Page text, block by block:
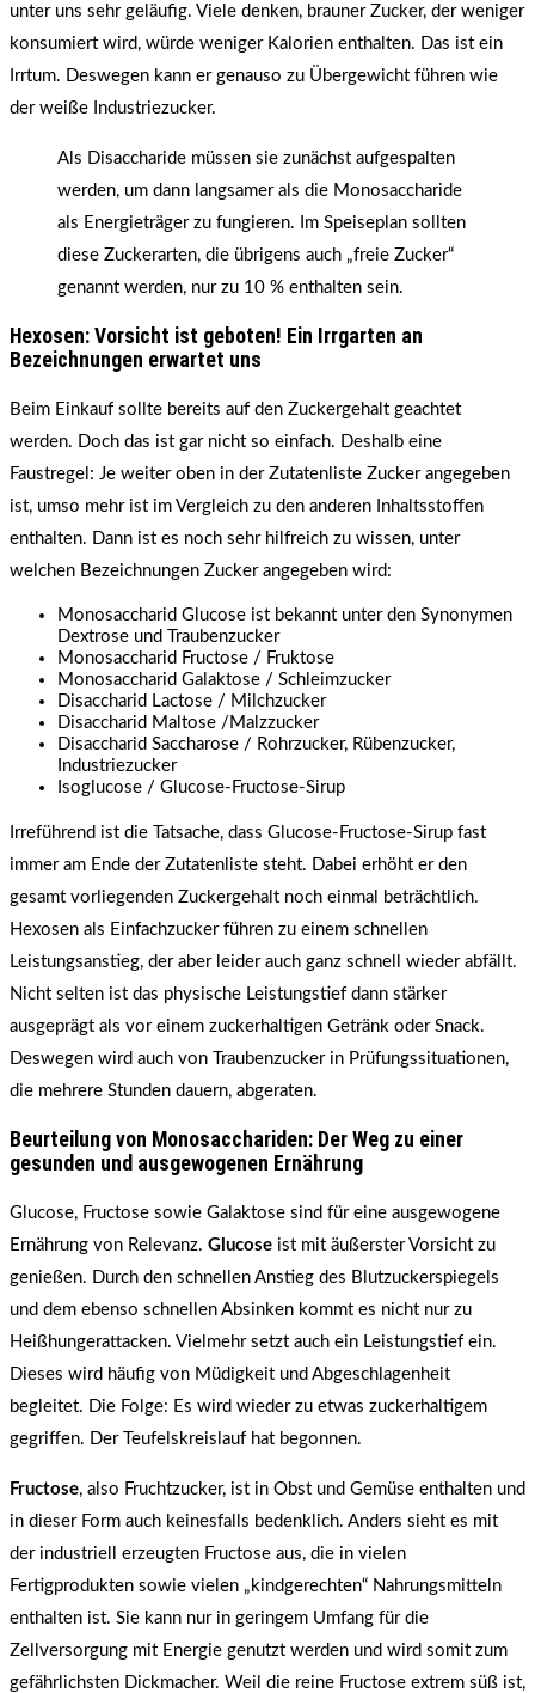
unter uns sehr geläufig. Viele denken, brauner Zucker, der weniger
konsumiert wird, würde weniger Kalorien enthalten. Das ist ein
Irrtum. Deswegen kann er genauso zu Übergewicht führen wie
der weiße Industriezucker.
Als Disaccharide müssen sie zunächst aufgespalten
werden, um dann langsamer als die Monosaccharide
als Energieträger zu fungieren. Im Speiseplan sollten
diese Zuckerarten, die übrigens auch „freie Zucker“
genannt werden, nur zu 10 % enthalten sein.
Hexosen: Vorsicht ist geboten! Ein Irrgarten an
Bezeichnungen erwartet uns
Beim Einkauf sollte bereits auf den Zuckergehalt geachtet
werden. Doch das ist gar nicht so einfach. Deshalb eine
Faustregel: Je weiter oben in der Zutatenliste Zucker angegeben
ist, umso mehr ist im Vergleich zu den anderen Inhaltsstoffen
enthalten. Dann ist es noch sehr hilfreich zu wissen, unter
welchen Bezeichnungen Zucker angegeben wird:
Monosaccharid Glucose ist bekannt unter den Synonymen
Dextrose und Traubenzucker
Monosaccharid Fructose / Fruktose
Monosaccharid Galaktose / Schleimzucker
Disaccharid Lactose / Milchzucker
Disaccharid Maltose /Malzzucker
Disaccharid Saccharose / Rohrzucker, Rübenzucker,
Industriezucker
Isoglucose / Glucose-Fructose-Sirup
Irreführend ist die Tatsache, dass Glucose-Fructose-Sirup fast
immer am Ende der Zutatenliste steht. Dabei erhöht er den
gesamt vorliegenden Zuckergehalt noch einmal beträchtlich.
Hexosen als Einfachzucker führen zu einem schnellen
Leistungsanstieg, der aber leider auch ganz schnell wieder abfällt.
Nicht selten ist das physische Leistungstief dann stärker
ausgeprägt als vor einem zuckerhaltigen Getränk oder Snack.
Deswegen wird auch von Traubenzucker in Prüfungssituationen,
die mehrere Stunden dauern, abgeraten.
Beurteilung von Monosacchariden: Der Weg zu einer
gesunden und ausgewogenen Ernährung
Glucose, Fructose sowie Galaktose sind für eine ausgewogene
Ernährung von Relevanz. Glucose ist mit äußerster Vorsicht zu
genießen. Durch den schnellen Anstieg des Blutzuckerspiegels
und dem ebenso schnellen Absinken kommt es nicht nur zu
Heißhungerattacken. Vielmehr setzt auch ein Leistungstief ein.
Dieses wird häufig von Müdigkeit und Abgeschlagenheit
begleitet. Die Folge: Es wird wieder zu etwas zuckerhaltigem
gegriffen. Der Teufelskreislauf hat begonnen.
Fructose, also Fruchtzucker, ist in Obst und Gemüse enthalten und
in dieser Form auch keinesfalls bedenklich. Anders sieht es mit
der industriell erzeugten Fructose aus, die in vielen
Fertigprodukten sowie vielen „kindgerechten“ Nahrungsmitteln
enthalten ist. Sie kann nur in geringem Umfang für die
Zellversorgung mit Energie genutzt werden und wird somit zum
gefährlichsten Dickmacher. Weil die reine Fructose extrem süß ist,